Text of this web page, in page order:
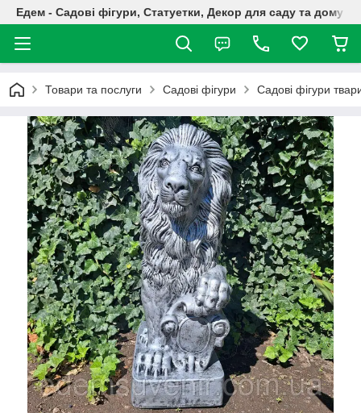
Едем - Садові фігури, Статуетки, Декор для саду та дому
Товари та послуги Садові фігури Садові фігури